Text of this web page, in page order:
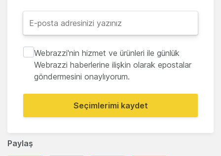
Paylaş
Webrazzi'nin hizmet ve ürünleri ile günlük
Webrazzi haberlerine ilişkin olarak epostalar
göndermesini onaylıyorum.
Seçimlerimi kaydet